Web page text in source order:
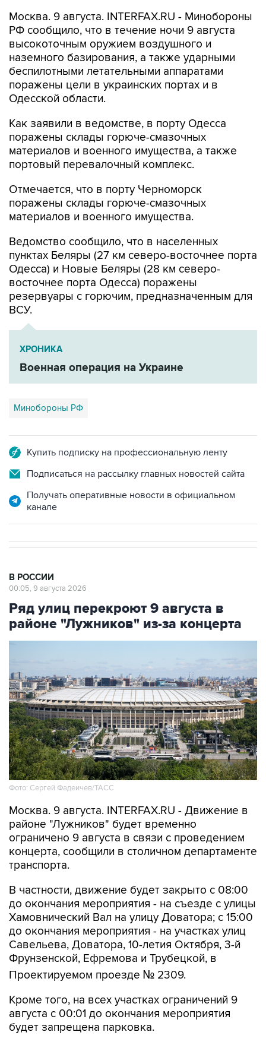
Москва. 9 августа. INTERFAX.RU - Минобороны
РФ сообщило, что в течение ночи 9 августа
высокоточным оружием воздушного и
наземного базирования, а также ударными
беспилотными летательными аппаратами
поражены цели в украинских портах и в
Одесской области.
Как заявили в ведомстве, в порту Одесса
поражены склады горюче-смазочных
материалов и военного имущества, а также
портовый перевалочный комплекс.
Отмечается, что в порту Черноморск
поражены склады горюче-смазочных
материалов и военного имущества.
Ведомство сообщило, что в населенных
пунктах Беляры (27 км северо-восточнее порта
Одесса) и Новые Беляры (28 км северо-
восточнее порта Одесса) поражены
резервуары с горючим, предназначенным для
ВСУ.
ХРОНИКА
Военная операция на Украине
Минобороны РФ
Купить подписку на профессиональную ленту
Подписаться на рассылку главных новостей сайта
Получать оперативные новости в официальном
канале
В РОССИИ
00:05, 9 августа 2026
Ряд улиц перекроют 9 августа в
районе "Лужников" из-за концерта
Фото: Сергей Фадеичев/ТАСС
Москва. 9 августа. INTERFAX.RU - Движение в
районе "Лужников" будет временно
ограничено 9 августа в связи с проведением
концерта, сообщили в столичном департаменте
транспорта.
В частности, движение будет закрыто с 08:00
до окончания мероприятия - на съезде с улицы
Хамовнический Вал на улицу Доватора; с 15:00
до окончания мероприятия - на участках улиц
Савельева, Доватора, 10-летия Октября, 3-й
Фрунзенской, Ефремова и Трубецкой, в
Проектируемом проезде № 2309.
Кроме того, на всех участках ограничений 9
августа с 00:01 до окончания мероприятия
будет запрещена парковка.